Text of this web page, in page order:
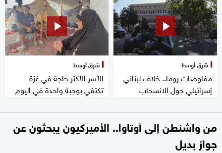
شرق أوسط
مفاوضات روما.. خلاف لبناني
إسرائيلي حول الانسحاب
شرق أوسط
الأسر الأكثر حاجة في غزة
تكتفي بوجبة واحدة في اليوم
من واشنطن إلى أوتاوا.. الأميركيون يبحثون عن
جواز بديل